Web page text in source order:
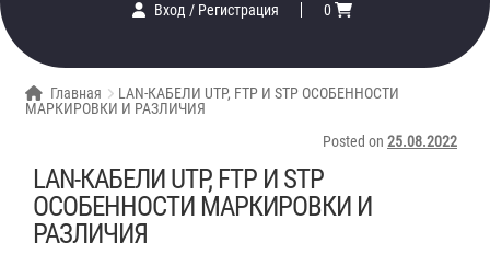
Вход/ Регистрация 0
Главная
LAN-КАБЕЛИ UTP, FTP И STP ОСОБЕННОСТИ
МАРКИРОВКИ И РАЗЛИЧИЯ
Posted on 25.08.2022
LAN-КАБЕЛИ UTP, FTP И STP
ОСОБЕННОСТИ МАРКИРОВКИ И
РАЗЛИЧИЯ